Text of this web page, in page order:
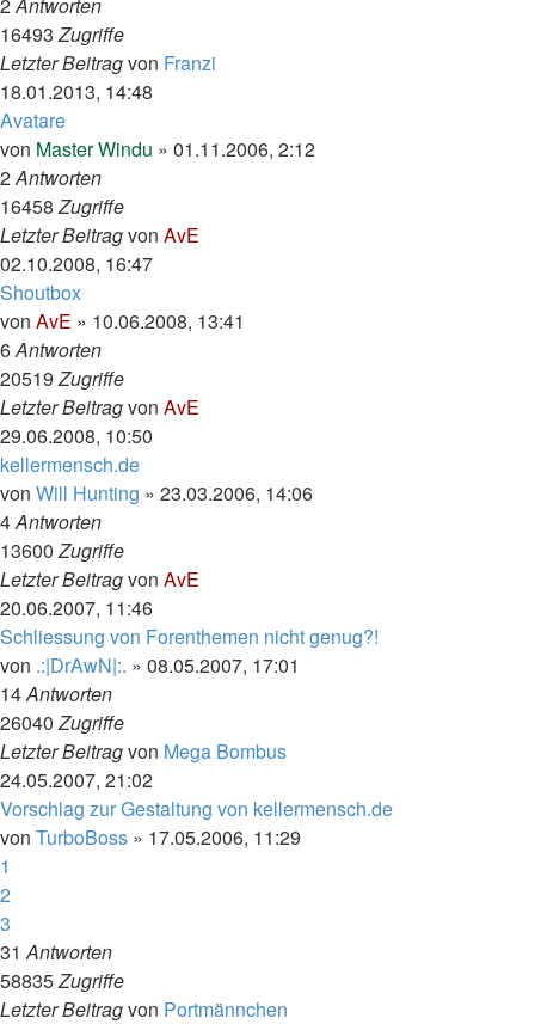
16493Zugriffe
Letzter Beitragvon Franzi
18.01.2013, 14:48
Avatare
von Master Windu » 01.11.2006, 2:12
2Antworten
16458Zugriffe
Letzter Beitragvon AvE
02.10.2008, 16:47
Shoutbox
von AvE » 10.06.2008, 13:41
6Antworten
20519Zugriffe
Letzter Beitragvon AvE
29.06.2008, 10:50
kellermensch.de
von Will Hunting » 23.03.2006, 14:06
4Antworten
13600Zugriffe
Letzter Beitragvon AvE
20.06.2007, 11:46
Schliessung von Forenthemen nicht genug?!
von .:|DrAwN|:. » 08.05.2007, 17:01
14Antworten
26040Zugriffe
Letzter Beitragvon Mega Bombus
24.05.2007, 21:02
Vorschlag zur Gestaltung von kellermensch.de
von TurboBoss » 17.05.2006, 11:29
1
2
3
31Antworten
58835Zugriffe
Letzter Beitragvon Portmännchen